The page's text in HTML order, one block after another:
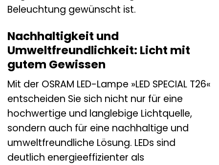
Beleuchtung gewünscht ist.
Nachhaltigkeit und
Umweltfreundlichkeit: Licht mit
gutem Gewissen
Mit der OSRAM LED-Lampe »LED SPECIAL T26«
entscheiden Sie sich nicht nur für eine
hochwertige und langlebige Lichtquelle,
sondern auch für eine nachhaltige und
umweltfreundliche Lösung. LEDs sind
deutlich energieeffizienter als